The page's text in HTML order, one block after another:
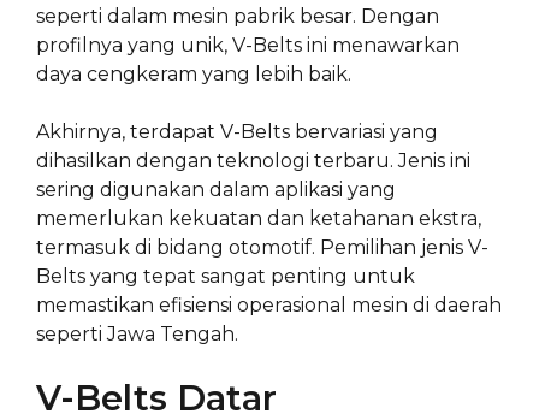
seperti dalam mesin pabrik besar. Dengan
profilnya yang unik, V-Belts ini menawarkan
daya cengkeram yang lebih baik.
Akhirnya, terdapat V-Belts bervariasi yang
dihasilkan dengan teknologi terbaru. Jenis ini
sering digunakan dalam aplikasi yang
memerlukan kekuatan dan ketahanan ekstra,
termasuk di bidang otomotif. Pemilihan jenis V-
Belts yang tepat sangat penting untuk
memastikan efisiensi operasional mesin di daerah
seperti Jawa Tengah.
V-Belts Datar